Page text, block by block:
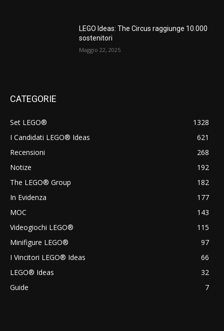
LEGO Ideas: The Circus raggiunge 10.000
sostenitori
Maggio 22, 2025
CATEGORIE
Set LEGO®
1328
I Candidati LEGO® Ideas
621
Recensioni
268
Notize
192
The LEGO® Group
182
In Evidenza
177
MOC
143
Videogiochi LEGO®
115
Minifigure LEGO®
97
I Vincitori LEGO® Ideas
66
LEGO® Ideas
32
Guide
7